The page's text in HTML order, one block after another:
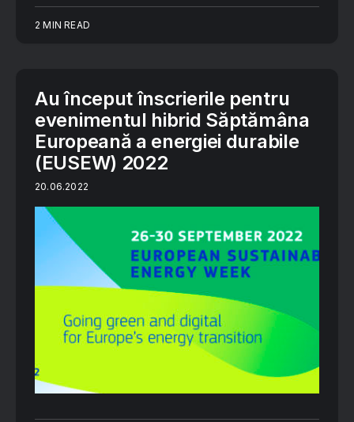
2 MIN READ
Au început înscrierile pentru
evenimentul hibrid Săptămâna
Europeană a energiei durabile
(EUSEW) 2022
20.06.2022